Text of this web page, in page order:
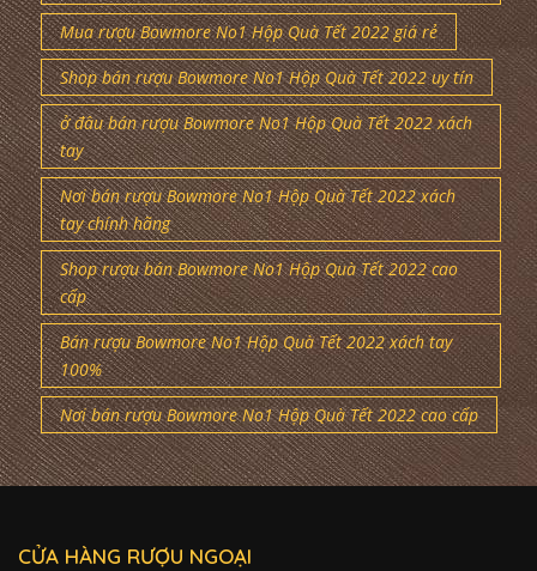
Mua rượu Bowmore No1 Hộp Quà Tết 2022 giá rẻ
Shop bán rượu Bowmore No1 Hộp Quà Tết 2022 uy tín
ở đâu bán rượu Bowmore No1 Hộp Quà Tết 2022 xách
tay
Nơi bán rượu Bowmore No1 Hộp Quà Tết 2022 xách
tay chính hãng
Shop rượu bán Bowmore No1 Hộp Quà Tết 2022 cao
cấp
Bán rượu Bowmore No1 Hộp Quà Tết 2022 xách tay
100%
Nơi bán rượu Bowmore No1 Hộp Quà Tết 2022 cao cấp
CỬA HÀNG RƯỢU NGOẠI